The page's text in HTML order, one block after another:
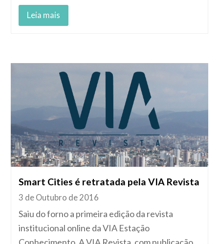
Leia mais
Smart Cities é retratada pela VIA Revista
3 de Outubro de 2016
Saiu do forno a primeira edição da revista
institucional online da VIA Estação